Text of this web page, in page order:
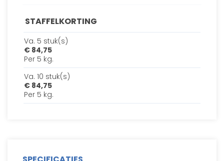
STAFFELKORTING
Va. 5 stuk(s)
€ 84,75
Per 5 kg.
Va. 10 stuk(s)
€ 84,75
Per 5 kg.